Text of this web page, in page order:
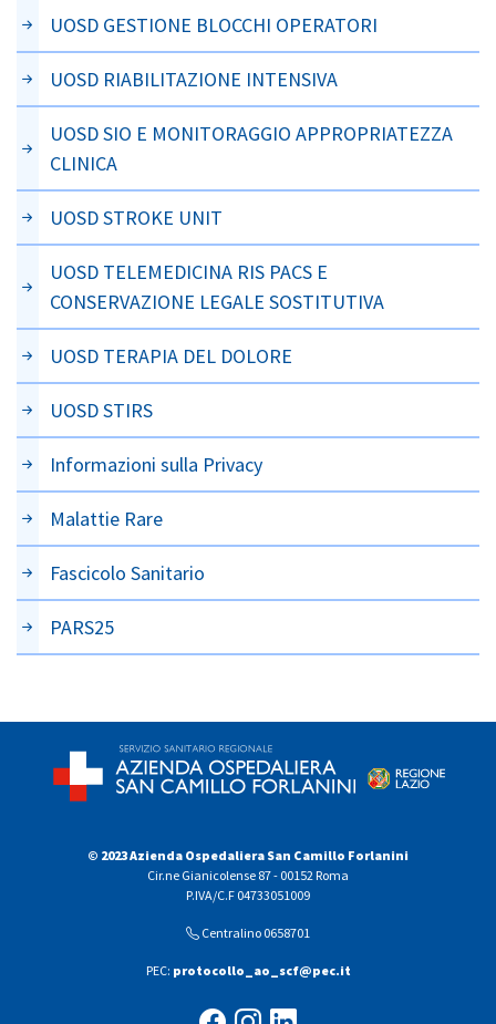
UOSD GESTIONE BLOCCHI OPERATORI
UOSD RIABILITAZIONE INTENSIVA
UOSD SIO E MONITORAGGIO APPROPRIATEZZA
CLINICA
UOSD STROKE UNIT
UOSD TELEMEDICINA RIS PACS E
CONSERVAZIONE LEGALE SOSTITUTIVA
UOSD TERAPIA DEL DOLORE
UOSD STIRS
Informazioni sulla Privacy
Malattie Rare
Fascicolo Sanitario
PARS25
© 2023 Azienda Ospedaliera San Camillo Forlanini
Cir.ne Gianicolense 87 - 00152 Roma
P.IVA/C.F 04733051009
Centralino 0658701
PEC: protocollo_ao_scf@pec.it